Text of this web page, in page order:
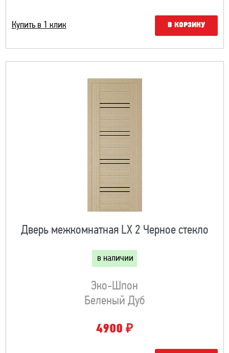
Купить в 1 клик В КОРЗИНУ
Дверь межкомнатная LX 2 Черное стекло
в наличии
Эко-Шпон
Беленый Дуб
4900 ₽